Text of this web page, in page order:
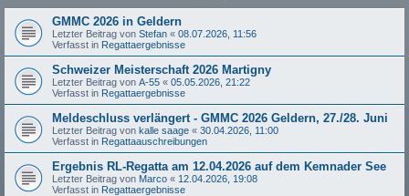
GMMC 2026 in Geldern
Letzter Beitrag von Stefan « 08.07.2026, 11:56
Verfasst in Regattaergebnisse
Schweizer Meisterschaft 2026 Martigny
Letzter Beitrag von A-55 « 05.05.2026, 21:22
Verfasst in Regattaergebnisse
Meldeschluss verlängert - GMMC 2026 Geldern, 27./28. Juni
Letzter Beitrag von kalle saage « 30.04.2026, 11:00
Verfasst in Regattaauschreibungen
Ergebnis RL-Regatta am 12.04.2026 auf dem Kemnader See
Letzter Beitrag von Marco « 12.04.2026, 19:08
Verfasst in Regattaergebnisse